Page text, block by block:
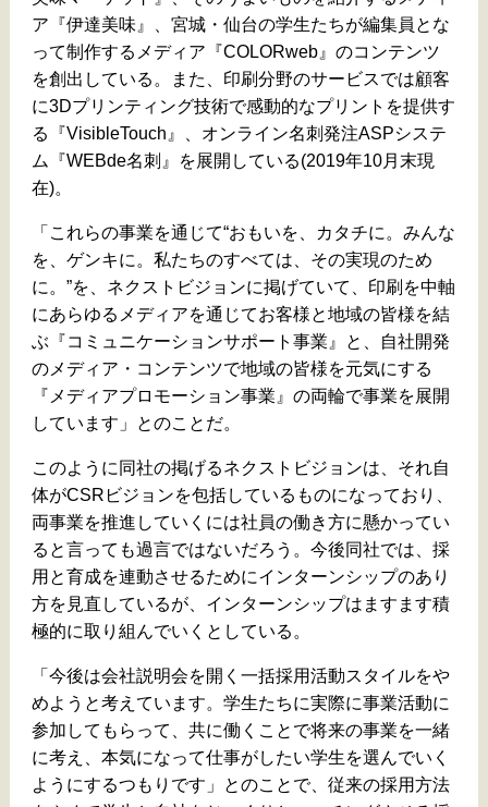
ア『伊達美味』、宮城・仙台の学生たちが編集員とな
って制作するメディア『COLORweb』のコンテンツ
を創出している。また、印刷分野のサービスでは顧客
に3Dプリンティング技術で感動的なプリントを提供す
る『VisibleTouch』、オンライン名刺発注ASPシステ
ム『WEBde名刺』を展開している(2019年10月末現
在)。
「これらの事業を通じて“おもいを、カタチに。みんな
を、ゲンキに。私たちのすべては、その実現のため
に。”を、ネクストビジョンに掲げていて、印刷を中軸
にあらゆるメディアを通じてお客様と地域の皆様を結
ぶ『コミュニケーションサポート事業』と、自社開発
のメディア・コンテンツで地域の皆様を元気にする
『メディアプロモーション事業』の両輪で事業を展開
しています」とのことだ。
このように同社の掲げるネクストビジョンは、それ自
体がCSRビジョンを包括しているものになっており、
両事業を推進していくには社員の働き方に懸かってい
ると言っても過言ではないだろう。今後同社では、採
用と育成を連動させるためにインターンシップのあり
方を見直しているが、インターンシップはますます積
極的に取り組んでいくとしている。
「今後は会社説明会を開く一括採用活動スタイルをや
めようと考えています。学生たちに実際に事業活動に
参加してもらって、共に働くことで将来の事業を一緒
に考え、本気になって仕事がしたい学生を選んでいく
ようにするつもりです」とのことで、従来の採用方法